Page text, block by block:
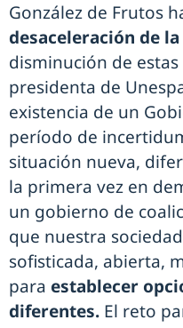
González de Frutos
desaceleración de
disminución de
presidenta de
existencia de un
período de
situación nueva,
la primera vez en
un gobierno de
que nuestra
sofisticada, abierta,
para establecer
diferentes. El reto